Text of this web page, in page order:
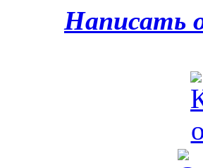
Написать